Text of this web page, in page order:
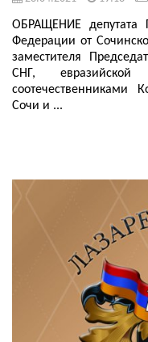
ОБРАЩЕНИЕ депутата
Федерации от
заместителя
СНГ,
соотечественниками
Сочи и ...